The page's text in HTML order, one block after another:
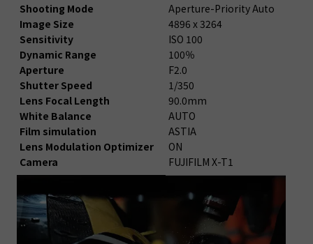
Shooting Mode
Image Size
Sensitivity
Dynamic Range
Aperture
Shutter Speed
Lens Focal Length
White Balance
Film simulation
Lens Modulation Optimizer
Camera
Aperture-Priority Auto
4896 x 3264
ISO 100
100％
F2.0
1/350
90.0mm
AUTO
ASTIA
ON
FUJIFILM X-T1